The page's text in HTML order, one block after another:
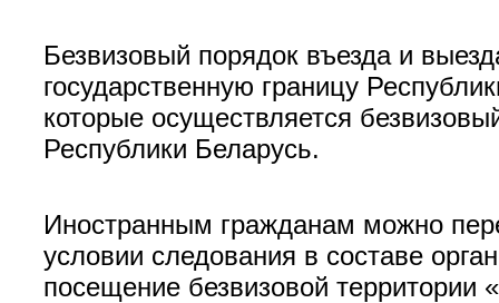
Безвизовый порядок въезда и
государственную границу
которые осуществляется
Республики Беларусь.
Иностранным гражданам можно
условии следования в составе
посещение безвизовой территории